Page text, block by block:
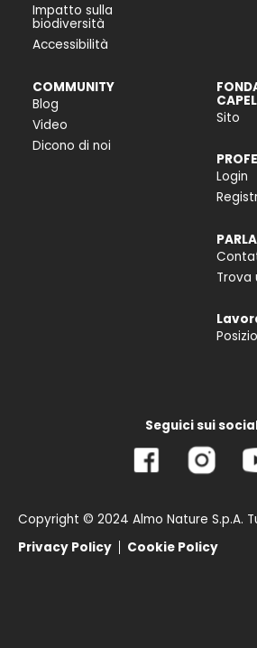
Impatto sulla
biodiversità
Accessibilità
COMMUNITY
Blog
Video
Dicono di noi
Sito
Login
Trova
Seguici sui
Copyright © 2024 Almo Nature S.p.A.
Privacy Policy
Cookie Policy